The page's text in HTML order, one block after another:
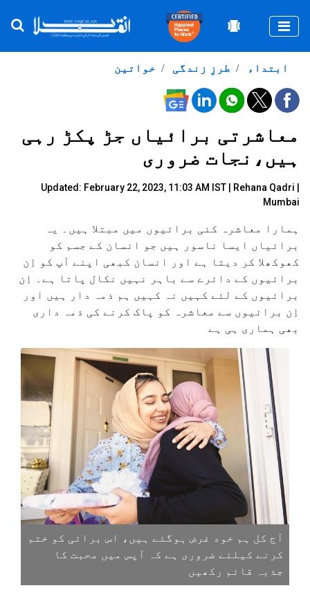
خواتین طرزِ زندگی ابتداء
معاشرتی برائیاں جڑ پکڑ رہی
ہیں،نجات ضروری
Updated: February 22, 2023, 11:03 AM IST |
Rehana Qadri |
Mumbai
ہمارا معاشرہ کئی برائیوں میں مبتلا ہیں۔ یہ
برائیاں ایسا ناسور ہیں جو انسان کے جسم کو
کھوکھلا کر دیتا ہے اور انسان کبھی اپنے آپ کو اِن
برائیوں کے دائرے سے باہر نہیں نکال پاتا ہے۔ اِن
برائیوں کے لئے کہیں نہ کہیں ہم ذمہ دار ہیں اور
اِن برائیوں سے معاشرہ کو پاک کرنے کی ذمہ داری
بھی ہماری ہی ہے
آج کل ہم خود غرض ہوگئے ہیں، اس برائی کو ختم
کرنے کیلئے ضروری ہے کہ آپس میں محبت کا
جذبہ قائم رکھیں